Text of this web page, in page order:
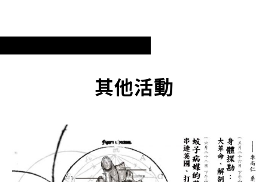
其他活動